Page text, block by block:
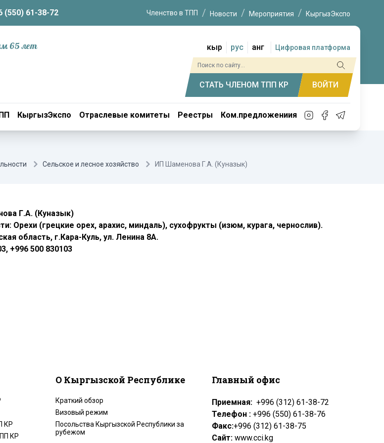
(550) 61-38-72 Членство в ТПП Новости Мероприятия КыргызЭкспо
65 лет кыр рус анг Цифровая платформа
СТАТЬ ЧЛЕНОМ ТПП КР ВОЙТИ
КыргызЭкспо Отраслевые комитеты Реестры Ком.предложениия
Сельское и лесное хозяйство ИП Шаменова Г.А. (Куназык)
Г.А. (Куназык)
Орехи (грецкие орех, арахис, миндаль), сухофрукты (изюм, курага, чернослив).
область, г.Кара-Куль, ул. Ленина 8А.
+996 500 830103
КР
КР
О Кыргызской Республике
Краткий обзор
Визовый режим
Посольства Кыргызской Республики за
рубежом
Главный офис
Приемная:+996 (312) 61-38-72
Телефон :+996 (550) 61-38-76
Факс:+996 (312) 61-38-75
Сайт:www.cci.kg